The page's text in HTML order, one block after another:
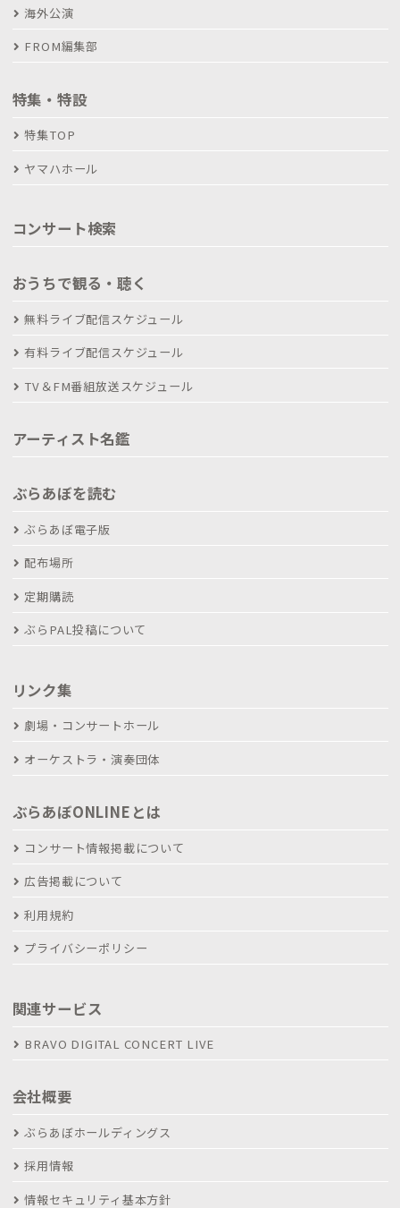
海外公演
FROM編集部
特集・特設
特集TOP
ヤマハホール
コンサート検索
おうちで観る・聴く
無料ライブ配信スケジュール
有料ライブ配信スケジュール
TV＆FM番組放送スケジュール
アーティスト名鑑
ぶらあぼを読む
ぶらあぼ電子版
配布場所
定期購読
ぶらPAL投稿について
リンク集
劇場・コンサートホール
オーケストラ・演奏団体
ぶらあぼONLINEとは
コンサート情報掲載について
広告掲載について
利用規約
プライバシーポリシー
関連サービス
BRAVO DIGITAL CONCERT LIVE
会社概要
ぶらあぼホールディングス
採用情報
情報セキュリティ基本方針